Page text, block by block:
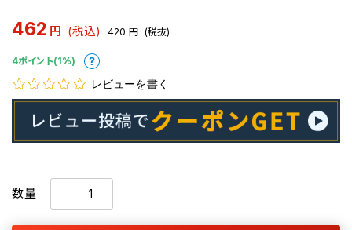
462 円 (税込) 420 円 (税抜)
4ポイント(1%)
レビューを書く
数量